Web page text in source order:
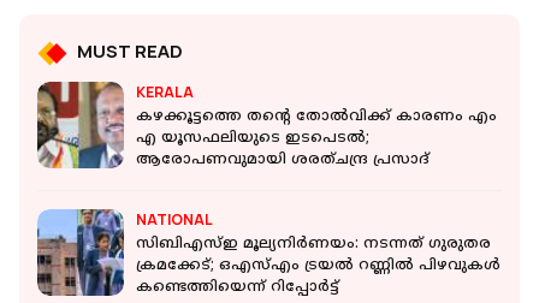
MUST READ
KERALA
കഴക്കൂട്ടത്തെ തന്റെ തോല്‍വിക്ക് കാരണം എം
എ യൂസഫലിയുടെ ഇടപെടല്‍;
ആരോപണവുമായി ശരത്ചന്ദ്ര പ്രസാദ്
NATIONAL
സിബിഎസ്ഇ മൂല്യനിർണയം: നടന്നത് ​ഗുരുതര
ക്രമക്കേട്; ഒഎസ്എം ട്രയൽ റണ്ണിൽ പിഴവുകൾ
കണ്ടെത്തിയെന്ന് റിപ്പോർട്ട്